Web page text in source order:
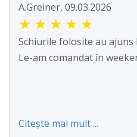
A.Greiner, 09.03.2026
★ ★ ★ ★ ★
Schiurile folosite au ajuns
Le-am comandat în
Citește mai mult ...